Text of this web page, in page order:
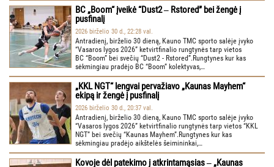
BC „Boom“ įveikė “Dust2 ‒ Rstored” bei žengė į
pusfinalį
2026 birželio 30 d., 22:28 val.
Antradienį, birželio 30 dieną, Kauno TMC sporto salėje įvyko
“Vasaros lygos 2026” ketvirtfinalio rungtynės tarp vietos
BC “Boom” bei svečių “Dust2 - Rstored”.Rungtynes kur kas
sėkmingiau pradėjo BC “Boom” kolektyvas,…
„KKL NGT“ lengvai pervažiavo „Kaunas Mayhem“
ekipą ir žengė į pusfinalį
2026 birželio 30 d., 20:37 val.
Antradienį, birželio 30 dieną, Kauno TMC sporto salėje įvyko
“Vasaros lygos 2026” ketvirtfinalio rungtynės tarp vietos “KKL
NGT” bei svečių “Kaunas Mayhem”.Rungtynes kur kas
sėkmingiau pradėjo aikštelės šeimininkai,…
Kovoje dėl patekimo į atkrintamąsias ‒ „Kaunas